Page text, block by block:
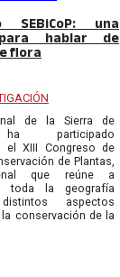
SEBiCoP: una
hablar de
flora
de la Sierra de
ha participado
el XIII Congreso de
de Plantas,
que reúne a
toda la geografía
aspectos
conservación de la